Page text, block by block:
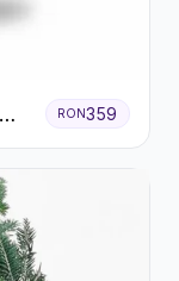
RON359